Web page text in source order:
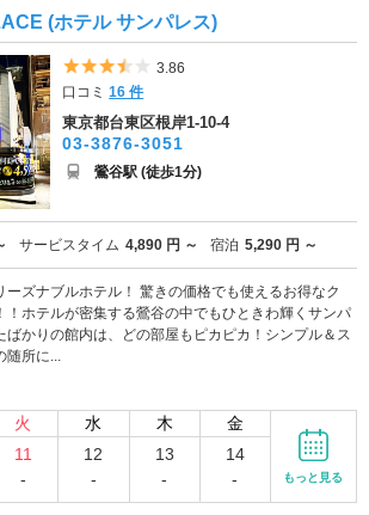
(ホテル サンパレス)
5つ星のうち3.5
3.86
口コミ16 件
東京都台東区根岸1-10-4
03-3876-3051
鶯谷駅 (徒歩1分)
サービスタイム 4,890 円 ～ 宿泊 5,290 円 ～
ーズナブルホテル！ 驚きの価格でも使えるお得なク
！ホテルが密集する鶯谷の中でもひときわ輝くサンパ
ばかりの館内は、どの部屋もピカピカ！シンプル＆ス
所に...
火 水 木 金
11
-
12
-
13
-
14
-
もっと見る